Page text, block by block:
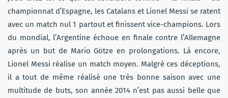
championnat d’Espagne, les Catalans et Lionel Messi se ratent
avec un match nul 1 partout et finissent vice-champions. Lors
du mondial, l’Argentine échoue en finale contre l’Allemagne
après un but de Mario Götze en prolongations. Là encore,
Lionel Messi réalise un match moyen. Malgré ces déceptions,
il a tout de même réalisé une très bonne saison avec une
multitude de buts, son année 2014 n’est pas aussi belle que